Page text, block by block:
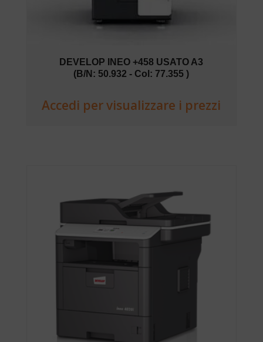
DEVELOP INEO +458 USATO A3
(B/N: 50.932 - Col: 77.355 )
Accedi per visualizzare i prezzi